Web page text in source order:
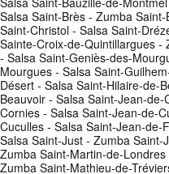
Salsa Saint-Brès - Zumba
Saint-Christol - Salsa Saint-
Sainte-Croix-de-Quintillargues
- Salsa Saint-Geniès-des-
Mourgues - Salsa Saint-
Désert - Salsa Saint-Hilaire-de-
Beauvoir - Salsa Saint-Jean-
Cornies - Salsa Saint-Jean-de-
Cuculles - Salsa Saint-Jean-
Salsa Saint-Just - Zumba
Zumba Saint-Martin-de-
Zumba Saint-Mathieu-de-